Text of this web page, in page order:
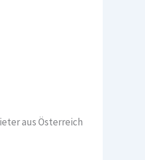
aus Österreich